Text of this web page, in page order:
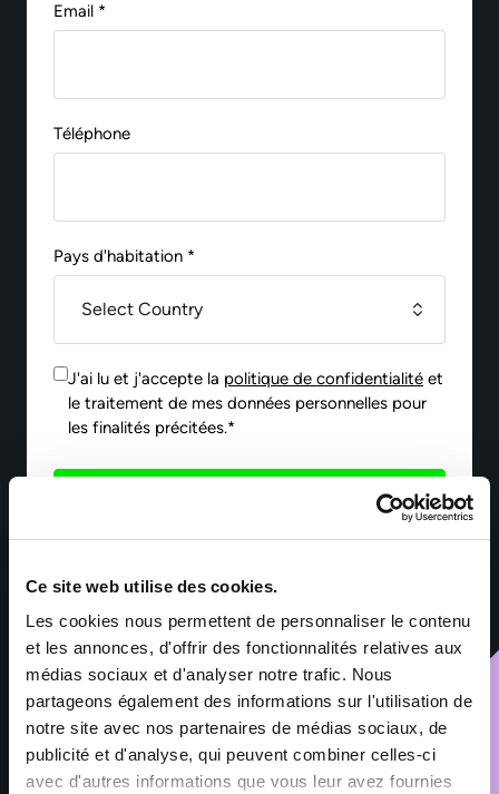
Ce site web utilise des cookies.
Les cookies nous permettent de personnaliser le contenu
et les annonces, d'offrir des fonctionnalités relatives aux
médias sociaux et d'analyser notre trafic. Nous
partageons également des informations sur l'utilisation de
notre site avec nos partenaires de médias sociaux, de
publicité et d'analyse, qui peuvent combiner celles-ci
avec d'autres informations que vous leur avez fournies
Email *
Téléphone
Pays d'habitation *
J'ai lu et j'accepte la politique de confidentialité et
le traitement de mes données personnelles pour
les finalités précitées.*
*Les informations collectées par Sofitex Luxembourg via ce
finalité la gestion des fichiers de candidatures et du
recrutement. Les informations marquées d’un astérisque sont
obligatoires – leur non-renseignement entraîne l’impossibilité
de traiter la demande. Ces informations sont exclusivement
destinées aux services de Sofitex Luxembourg, à ses clients et
à ses éventuels sous-traitants intervenant dans le cadre de la
prestation. Les données sont conservées pendant les durées
nécessaires aux finalités pour lesquelles elles sont traitées,
telles que précisées dans notre Politique de protection des